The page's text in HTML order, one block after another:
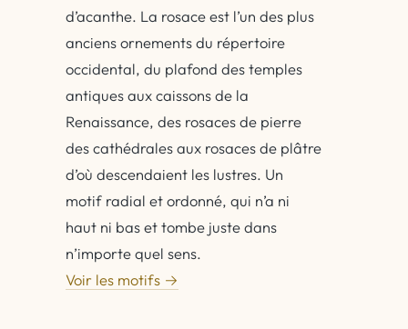
d’acanthe. La rosace est l’un des plus
anciens ornements du répertoire
occidental, du plafond des temples
antiques aux caissons de la
Renaissance, des rosaces de pierre
des cathédrales aux rosaces de plâtre
d’où descendaient les lustres. Un
motif radial et ordonné, qui n’a ni
haut ni bas et tombe juste dans
n’importe quel sens.
Voir les motifs →